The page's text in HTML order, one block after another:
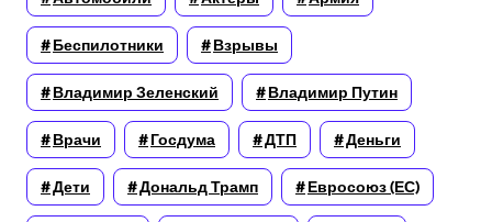
Беспилотники Взрывы
Владимир Зеленский Владимир Путин
Врачи Госдума ДТП Деньги
Дети Дональд Трамп Евросоюз (ЕС)